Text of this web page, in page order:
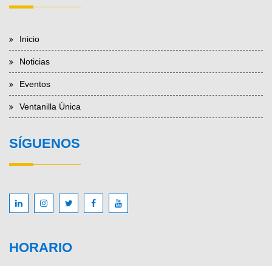
Inicio
Noticias
Eventos
Ventanilla Única
SÍGUENOS
HORARIO